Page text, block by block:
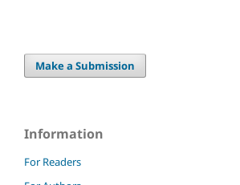
Make a Submission
Information
For Readers